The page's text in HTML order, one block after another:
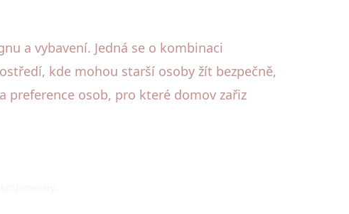
a vybavení. Jedná se o kombinaci
kde mohou starší osoby žít bezpečně,
preference osob, pro které domov zařiz